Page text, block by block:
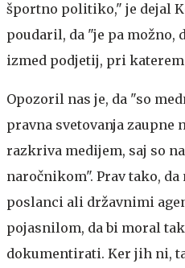
športno politiko," je dejal
poudaril, da "je pa možno,
izmed podjetij, pri katerem
Opozoril nas je, da "so
pravna svetovanja zaupne
razkriva medijem, saj so
naročnikom". Prav tako,
poslanci ali državnimi
pojasnilom, da bi moral
dokumentirati. Ker jih ni,